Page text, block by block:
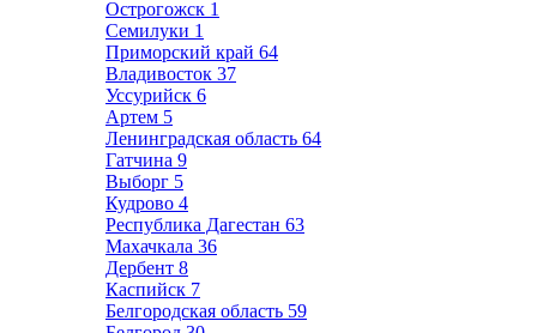
Острогожск 1
Семилуки 1
Приморский край 64
Владивосток 37
Уссурийск 6
Артем 5
Ленинградская область 64
Гатчина 9
Выборг 5
Кудрово 4
Республика Дагестан 63
Махачкала 36
Дербент 8
Каспийск 7
Белгородская область 59